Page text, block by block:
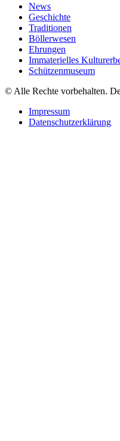
News
Geschichte
Traditionen
Böllerwesen
Ehrungen
Immaterielles
Schützenmuseum
© Alle Rechte vorbehalten.
Impressum
Datenschutzerklärung